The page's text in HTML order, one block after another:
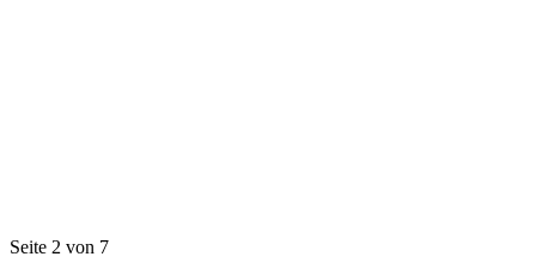
Seite 2 von 7